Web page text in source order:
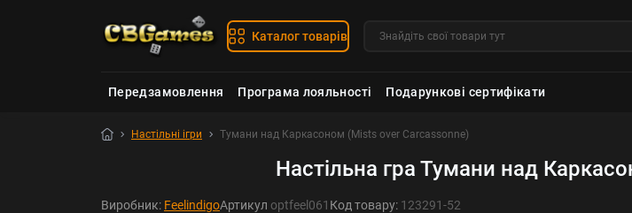
Каталог товарів
Передзамовлення Програма лояльності Подарункові сертифікати
Настільні ігри Тумани над Каркасоном (Mists over Carcassonne)
Настільна гра Тумани над
Виробник: FeelindigoАртикул optfeel061 Код товару: 123291-52